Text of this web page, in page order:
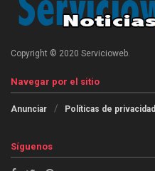
Copyright © 2020 Servicioweb.
Navegar por el sitio
Anunciar Políticas de privacidad
Síguenos